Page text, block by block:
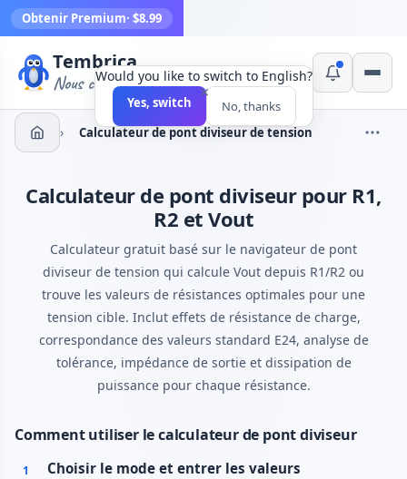
Obtenir Premium· $8.99
Tembrica
Nous créons des outils
› Calculateur de pont diviseur de tension
Calculateur de pont diviseur pour R1,
R2 et Vout
Calculateur gratuit basé sur le navigateur de pont
diviseur de tension qui calcule Vout depuis R1/R2 ou
trouve les valeurs de résistances optimales pour une
tension cible. Inclut effets de résistance de charge,
correspondance des valeurs standard E24, analyse de
tolérance, impédance de sortie et dissipation de
puissance pour chaque résistance.
Comment utiliser le calculateur de pont diviseur
1 Choisir le mode et entrer les valeurs
×
Would you like to switch to English?
Yes, switch No, thanks